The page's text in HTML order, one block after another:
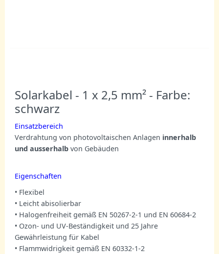
Solarkabel - 1 x 2,5 mm² - Farbe:
schwarz
Einsatzbereich
Verdrahtung von photovoltaischen Anlagen innerhalb
und ausserhalb von Gebäuden
Eigenschaften
• Flexibel
• Leicht abisolierbar
• Halogenfreiheit gemäß EN 50267-2-1 und EN 60684-2
• Ozon- und UV-Beständigkeit und 25 Jahre
Gewährleistung für Kabel
• Flammwidrigkeit gemäß EN 60332-1-2